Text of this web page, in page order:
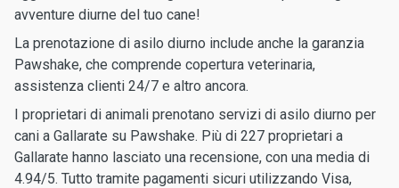
avventure diurne del tuo cane!
La prenotazione di asilo diurno include anche la garanzia
Pawshake, che comprende copertura veterinaria,
assistenza clienti 24/7 e altro ancora.
I proprietari di animali prenotano servizi di asilo diurno per
cani a Gallarate su Pawshake. Più di 227 proprietari a
Gallarate hanno lasciato una recensione, con una media di
4.94/5. Tutto tramite pagamenti sicuri utilizzando Visa,